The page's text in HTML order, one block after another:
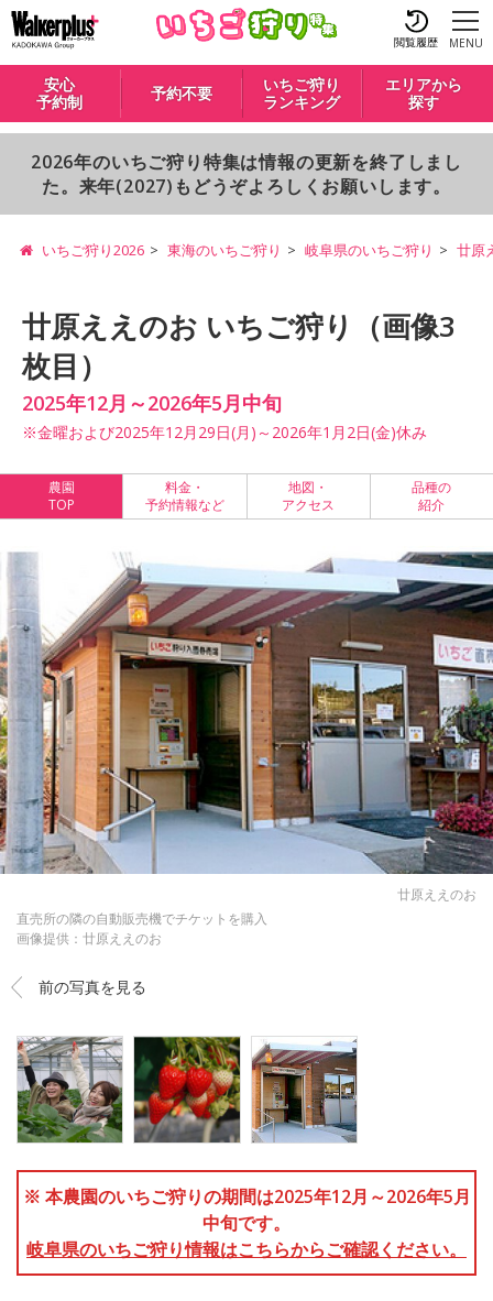
閲覧履歴 MENU
安心
予約制
予約不要
いちご狩り
ランキング
エリアから
探す
2026年のいちご狩り特集は情報の更新を終了しまし
た。来年(2027)もどうぞよろしくお願いします。
いちご狩り2026 東海のいちご狩り 岐阜県のいちご狩り 廿原
廿原ええのお いちご狩り（画像3
枚目）
2025年12月～2026年5月中旬
※金曜および2025年12月29日(月)～2026年1月2日(金)休み
農園
TOP
料金・
予約情報など
地図・
アクセス
品種の
紹介
廿原ええのお
直売所の隣の自動販売機でチケットを購入
画像提供：廿原ええのお
前の写真を見る
※ 本農園のいちご狩りの期間は2025年12月～2026年5月
中旬です。
岐阜県のいちご狩り情報はこちらからご確認ください。